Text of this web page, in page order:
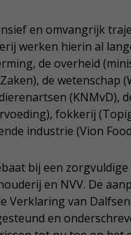
en omvangrijk
werken hierin al
de overheid
de wetenschap
(KNMvD),
fokkerij
industrie (Vion
bij een
en NVV. De
Verklaring van
en